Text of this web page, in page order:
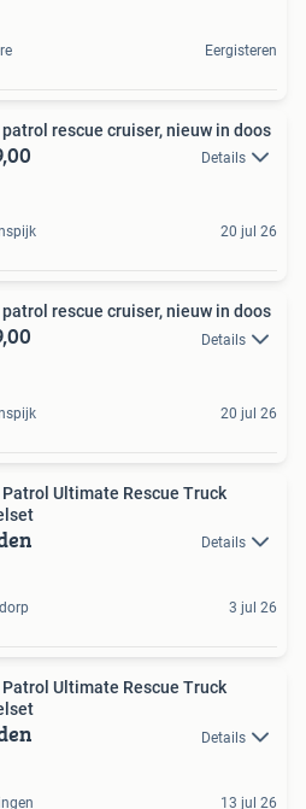
Eergisteren
patrol rescue cruiser, nieuw in doos
Details
20 jul 26
patrol rescue cruiser, nieuw in doos
Details
20 jul 26
Patrol Ultimate Rescue Truck
Details
3 jul 26
Patrol Ultimate Rescue Truck
Details
13 jul 26